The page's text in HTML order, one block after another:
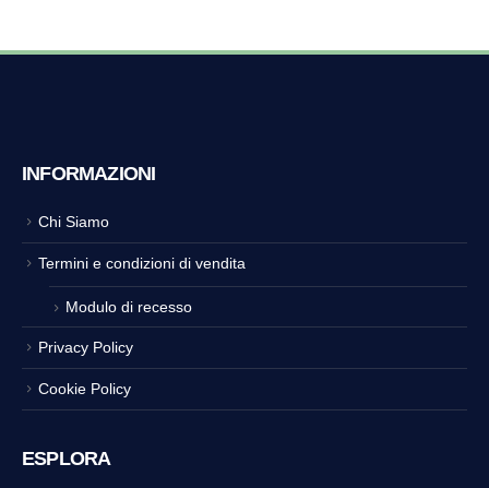
INFORMAZIONI
Chi Siamo
Termini e condizioni di vendita
Modulo di recesso
Privacy Policy
Cookie Policy
ESPLORA